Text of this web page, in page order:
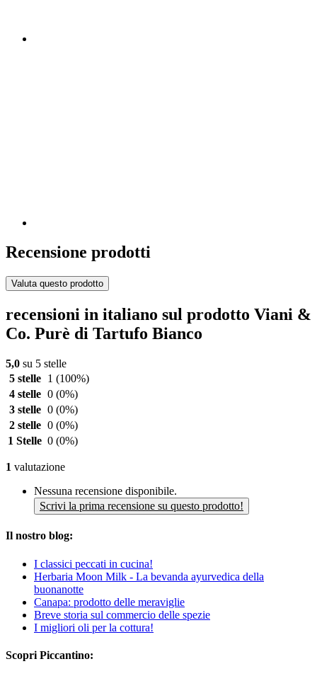
Recensione prodotti
Valuta questo prodotto
recensioni in italiano sul prodotto Viani &
Co. Purè di Tartufo Bianco
5,0 su 5 stelle
5 stelle
1 (100%)
4 stelle 0 (0%)
3 stelle 0 (0%)
2 stelle 0 (0%)
1 Stelle 0 (0%)
1 valutazione
Nessuna recensione disponibile.
Scrivi la prima recensione su questo prodotto!
Il nostro blog:
I classici peccati in cucina!
Herbaria Moon Milk - La bevanda ayurvedica della
buonanotte
Canapa: prodotto delle meraviglie
Breve storia sul commercio delle spezie
I migliori oli per la cottura!
Scopri Piccantino: